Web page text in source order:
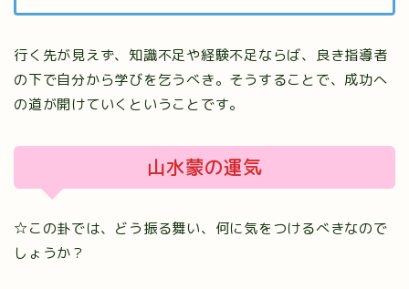
行く先が見えず、知識不足や経験不足ならば、良き指導者
の下で自分から学びを乞うべき。そうすることで、成功へ
の道が開けていくということです。
山水蒙の運気
☆この卦では、どう振る舞い、何に気をつけるべきなので
しょうか？